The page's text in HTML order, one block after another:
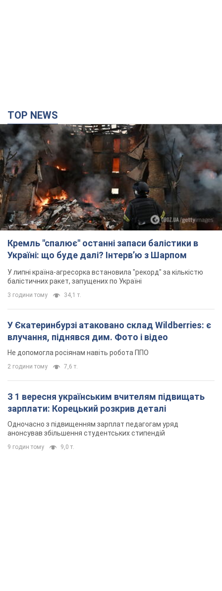
TOP NEWS
Кремль "спалює" останні запаси балістики в
Україні: що буде далі? Інтерв’ю з Шарпом
У липні країна-агресорка встановила "рекорд" за кількістю
балістичних ракет, запущених по Україні
3 години тому 34,1 т.
У Єкатеринбурзі атаковано склад Wildberries: є
влучання, піднявся дим. Фото і відео
Не допомогла росіянам навіть робота ППО
2 години тому 7,6 т.
З 1 вересня українським вчителям підвищать
зарплати: Корецький розкрив деталі
Одночасно з підвищенням зарплат педагогам уряд
анонсував збільшення студентських стипендій
9 годин тому 9,0 т.